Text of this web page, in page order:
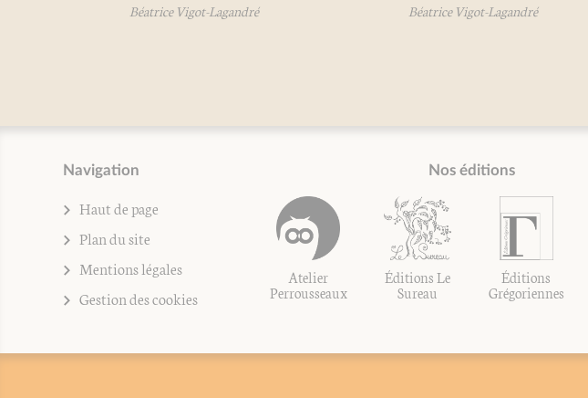
Béatrice Vigot-Lagandré Béatrice Vigot-Lagandré
Navigation
Haut de page
Plan du site
Mentions légales
Gestion des cookies
Nos éditions
Atelier
Perrousseaux
Éditions Le
Sureau
Éditions
Grégoriennes